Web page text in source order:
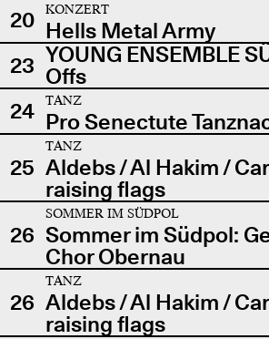
20
KONZERT
Hells Metal Army
23 YOUNG ENSEMBLE
Offs
24
TANZ
Pro Senectute
25
TANZ
Aldebs / Al Hakim /
raising flags
26
SOMMER IM SÜDPOL
Sommer im Südpol:
Chor Obernau
26
TANZ
Aldebs / Al Hakim /
raising flags